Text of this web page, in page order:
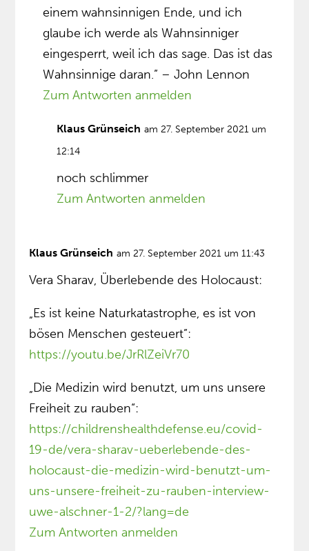
einem wahnsinnigen Ende, und ich
glaube ich werde als Wahnsinniger
eingesperrt, weil ich das sage. Das ist das
Wahnsinnige daran.” – John Lennon
Zum Antworten anmelden
Klaus Grünseich am 27. September 2021 um
12:14
noch schlimmer
Zum Antworten anmelden
Klaus Grünseich am 27. September 2021 um 11:43
Vera Sharav, Überlebende des Holocaust:
„Es ist keine Naturkatastrophe, es ist von
bösen Menschen gesteuert”:
https://youtu.be/JrRlZeiVr70
„Die Medizin wird benutzt, um uns unsere
Freiheit zu rauben“:
https://childrenshealthdefense.eu/covid-
19-de/vera-sharav-ueberlebende-des-
holocaust-die-medizin-wird-benutzt-um-
uns-unsere-freiheit-zu-rauben-interview-
uwe-alschner-1-2/?lang=de
Zum Antworten anmelden